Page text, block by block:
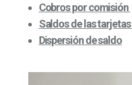
Cobros por comisión
Saldos de las tarjetas
Dispersión de saldo